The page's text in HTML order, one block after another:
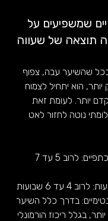
שמשפיעים על
תוצאה של שעווה
שהשיער עבה, צפוף
הוא יתחיל לצמוח
יותר. לעומת זאת
נוטה לחזור לאט
4 עד 6 שבועות
בדרך כלל השיער
בגלל ריכוז הורמונלי